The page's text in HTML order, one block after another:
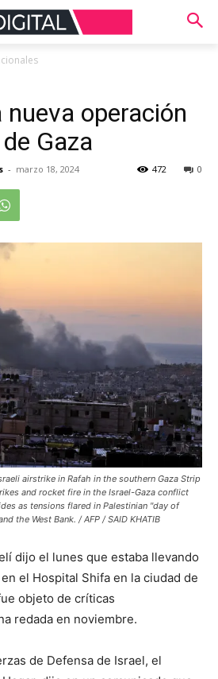
nueva operación
Gaza
- marzo 18, 2024 0
472
airstrike in Rafah in the southern Gaza Strip
and rocket fire in the Israel-Gaza conflict
as tensions flared in Palestinian "day of
the West Bank. / AFP / SAID KHATIB
dijo el lunes que estaba llevando
el Hospital Shifa en la ciudad de
objeto de críticas
redada en noviembre.
de Defensa de Israel, el